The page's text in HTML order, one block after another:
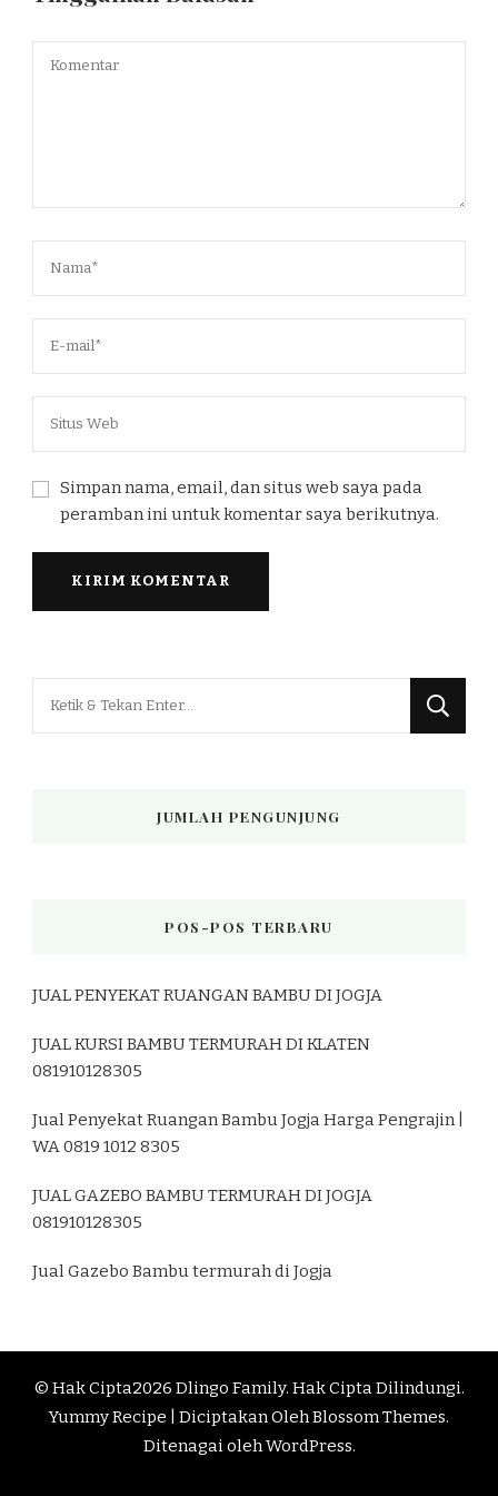
Simpan nama, email, dan situs web saya pada
peramban ini untuk komentar saya berikutnya.
JUMLAH PENGUNJUNG
POS-POS TERBARU
JUAL PENYEKAT RUANGAN BAMBU DI JOGJA
JUAL KURSI BAMBU TERMURAH DI KLATEN
081910128305
Jual Penyekat Ruangan Bambu Jogja Harga Pengrajin |
WA 0819 1012 8305
JUAL GAZEBO BAMBU TERMURAH DI JOGJA
081910128305
Jual Gazebo Bambu termurah di Jogja
© Hak Cipta2026 Dlingo Family. Hak Cipta Dilindungi.
Yummy Recipe | Diciptakan OlehBlossom Themes.
Ditenagai olehWordPress.